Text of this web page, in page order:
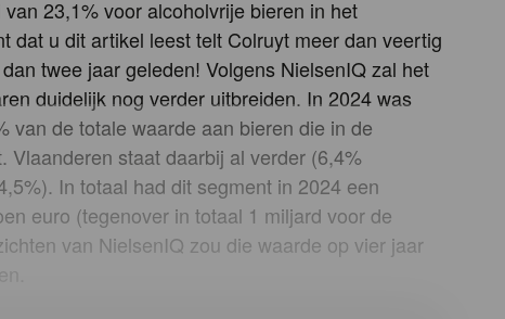
23,1% voor alcoholvrije bieren in het
dat u dit artikel leest telt Colruyt meer dan veertig
twee jaar geleden! Volgens NielsenIQ zal het
duidelijk nog verder uitbreiden. In 2024 was
van de totale waarde aan bieren die in de
Vlaanderen staat daarbij al verder (6,4%
In totaal had dit segment in 2024 een
euro (tegenover in totaal 1 miljard voor de
van NielsenIQ zou die waarde op vier jaar